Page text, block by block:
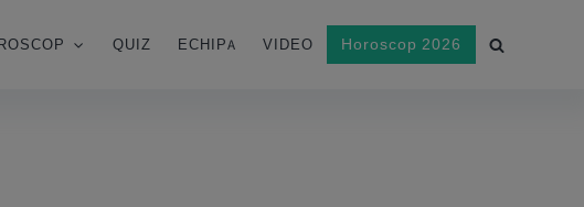
QUIZ ECHIPA VIDEO Horoscop 2026